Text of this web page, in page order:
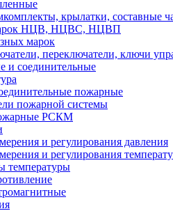
крылатки, составные
НЦВ, НЦВС, НЦВП
марок
переключатели, ключи
и соединительные
пожарные
пожарной системы
РСКМ
и регулирования давления
и регулирования
температуры